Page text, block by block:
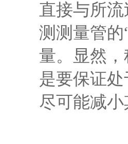
直接与所
测测量管
量。显然
是要保证
尽可能减